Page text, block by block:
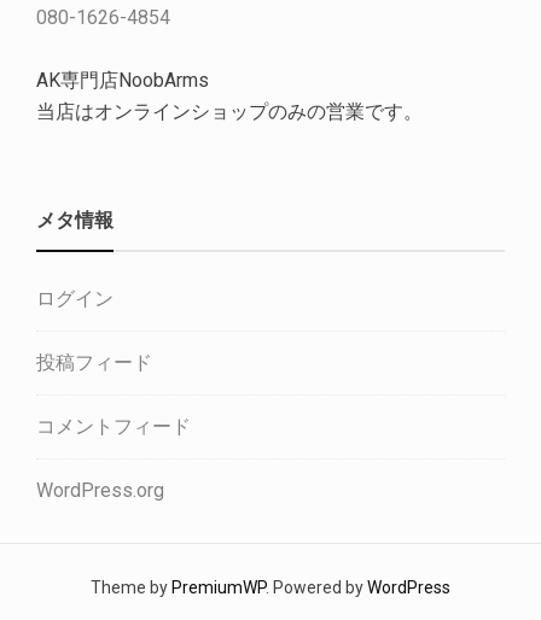
080-1626-4854
AK専門店NoobArms
当店はオンラインショップのみの営業です。
メタ情報
ログイン
投稿フィード
コメントフィード
WordPress.org
Theme by PremiumWP. Powered byWordPress